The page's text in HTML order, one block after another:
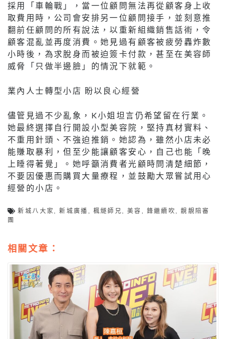
採用「車輪戰」，當一位顧問無法再從顧客身上收
取費用時，公司會安排另一位顧問接手，並刻意推
翻前任顧問的所有說法，以重新組織銷售話術，令
顧客混亂並再度消費。她見過有顧客被疲勞轟炸數
小時後，為求脫身而被迫簽卡付款，甚至在美容師
威脅「只做半邊臉」的情況下就範。
業內人士轉型小店 盼以良心經營
儘管見過不少亂象，K小姐坦言仍希望留在行業。
她最終選擇自行開設小型美容院，堅持真材實料、
不重用針頭、不強迫推銷。她認為，雖然小店未必
能賺取暴利，但至少能讓顧客安心，自己也能「晚
上睡得著覺」。她呼籲消費者光顧時問清楚細節，
不要因優惠而購買大量療程，並鼓勵大眾嘗試用心
經營的小店。
新城八大家,新城廣播 , 楓燧師兄,美容 , 鋒繼續吹,靚靚陪審
團
相關文章：